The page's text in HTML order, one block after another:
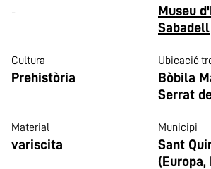
-
Museu
Sabadell
Cultura
Prehistòria
Ubicació
Bòbila
Serrat
Material
variscita
Municipi
Sant
(Europa,